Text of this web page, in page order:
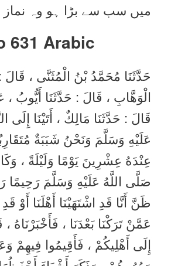
میں سب سے بڑا ہو وہ نماز
631 Arabic
حَدَّثَنَا مُحَمَّدُ بْنُ الْمُثَنَّى ، قَالَ
الْوَهَّابِ ، قَالَ : حَدَّثَنَا أَيُّوبُ ،
قَالَ : حَدَّثَنَا مَالِكٌ ، أَتَيْنَا إِلَى
عَلَيْهِ وَسَلَّمَ وَنَحْنُ شَبَبَةٌ
عِنْدَهُ عِشْرِينَ يَوْمًا وَلَيْلَةً ،
صَلَّى اللَّهُ عَلَيْهِ وَسَلَّمَ رَحِيمًا
ظَنَّ أَنَّا قَدِ اشْتَهَيْنَا أَهْلَنَا أَوْ
عَمَّنْ تَرَكْنَا بَعْدَنَا ، فَأَخْبَرْنَاهُ
إِلَى أَهْلِيكُمْ ، فَأَقِيمُوا فِيهِمْ